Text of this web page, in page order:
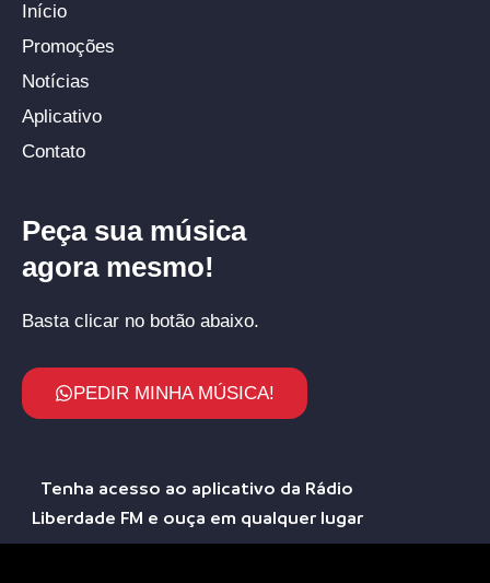
Início
Promoções
Notícias
Aplicativo
Contato
Peça sua música
agora mesmo!
Basta clicar no botão abaixo.
PEDIR MINHA MÚSICA!
Tenha acesso ao aplicativo da Rádio
Liberdade FM e ouça em qualquer lugar